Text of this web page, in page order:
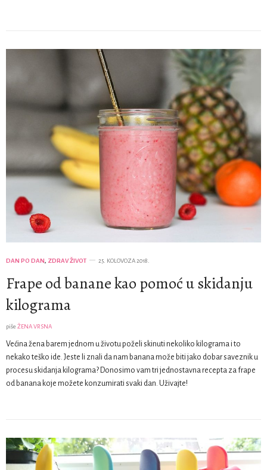
DAN PO DAN, ZDRAV ŽIVOT 25. KOLOVOZA 2018.
Frape od banane kao pomoć u skidanju
kilograma
piše ŽENA VRSNA
Većina žena barem jednom u životu poželi skinuti nekoliko kilograma i to
nekako teško ide. Jeste li znali da nam banana može biti jako dobar saveznik u
procesu skidanja kilograma? Donosimo vam tri jednostavna recepta za frape
od banana koje možete konzumirati svaki dan. Uživajte!